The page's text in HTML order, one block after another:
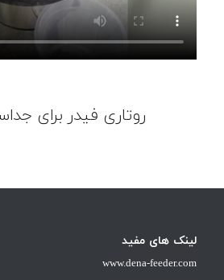
روتاری فیدر برای
لینک های مفید
www.dena-feeder.com